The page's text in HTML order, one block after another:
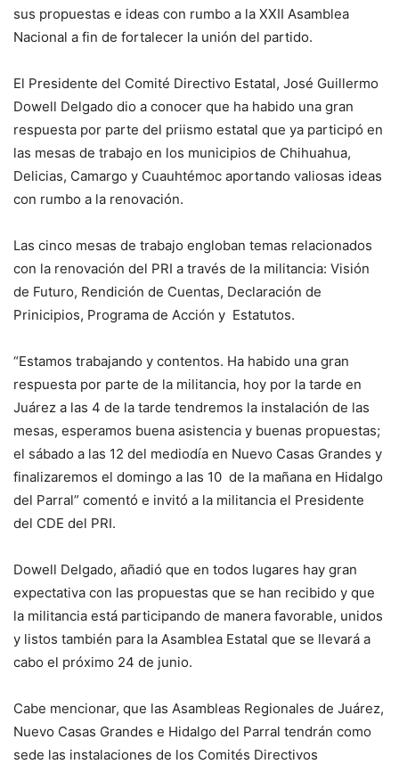
sus propuestas e ideas con rumbo a la XXII Asamblea
Nacional a fin de fortalecer la unión del partido.
El Presidente del Comité Directivo Estatal, José Guillermo
Dowell Delgado dio a conocer que ha habido una gran
respuesta por parte del priismo estatal que ya participó en
las mesas de trabajo en los municipios de Chihuahua,
Delicias, Camargo y Cuauhtémoc aportando valiosas ideas
con rumbo a la renovación.
Las cinco mesas de trabajo engloban temas relacionados
con la renovación del PRI a través de la militancia: Visión
de Futuro, Rendición de Cuentas, Declaración de
Prinicipios, Programa de Acción y Estatutos.
“Estamos trabajando y contentos. Ha habido una gran
respuesta por parte de la militancia, hoy por la tarde en
Juárez a las 4 de la tarde tendremos la instalación de las
mesas, esperamos buena asistencia y buenas propuestas;
el sábado a las 12 del mediodía en Nuevo Casas Grandes y
finalizaremos el domingo a las 10 de la mañana en Hidalgo
del Parral” comentó e invitó a la militancia el Presidente
del CDE del PRI.
Dowell Delgado, añadió que en todos lugares hay gran
expectativa con las propuestas que se han recibido y que
la militancia está participando de manera favorable, unidos
y listos también para la Asamblea Estatal que se llevará a
cabo el próximo 24 de junio.
Cabe mencionar, que las Asambleas Regionales de Juárez,
Nuevo Casas Grandes e Hidalgo del Parral tendrán como
sede las instalaciones de los Comités Directivos